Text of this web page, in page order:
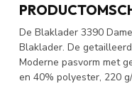
De Blaklader 3390
Blaklader. De
Moderne pasvorm met
en 40% polyester, 220